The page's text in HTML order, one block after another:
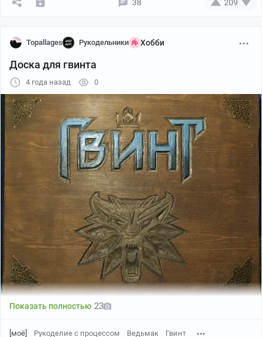
38 209
Topallages Рукодельники Хобби
Доска для гвинта
4 года назад 0
Показать полностью 23
[моё] Рукоделие с процессом Ведьмак Гвинт